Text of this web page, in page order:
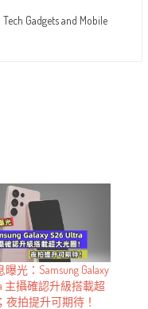
Gadgets and Mobile
曝光：Samsung Galaxy
主攝確認升級搭載超
夜拍提升可期待！